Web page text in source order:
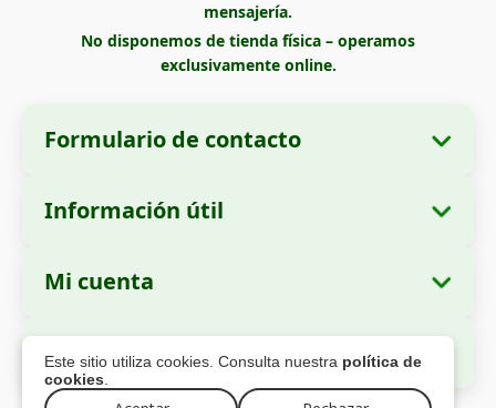
Este sitio utiliza cookies. Consulta nuestra política de
cookies
mensajería.
No disponemos de tienda física – operamos
exclusivamente online.
Formulario de contacto
Razón social:
SRL
Domicilio social:Strada Cuza Vodă nr. 97,
Sector 4, București, 040283, Rumanía
Información útil
Cómo realizar un pedido
Métodos de pago
Información de envío
Mi cuenta
Mis pedidos
Datos personales
Pago Seguro